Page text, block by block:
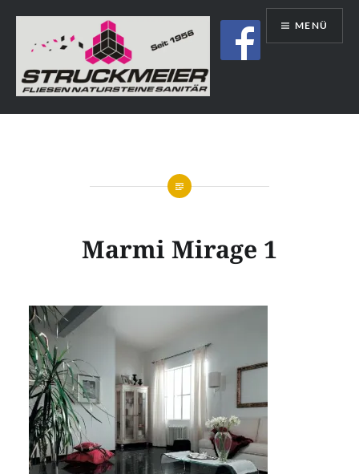
Inhalt
Struckmeier | Fliesen | Natursteine |
MENÜ
Marmi Mirage 1